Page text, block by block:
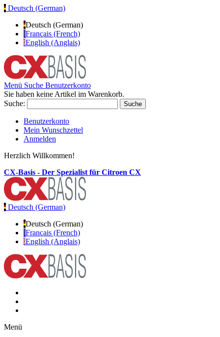
Deutsch (German)
Deutsch (German)
Français (French)
English (Anglais)
Menü Suche Benutzerkonto
Sie haben keine Artikel im Warenkorb.
Suche:
Suche
Benutzerkonto
Mein Wunschzettel
Anmelden
Herzlich Willkommen!
CX-Basis - Der Spezialist für Citroen CX
Deutsch (German)
Deutsch (German)
Français (French)
English (Anglais)
Menü